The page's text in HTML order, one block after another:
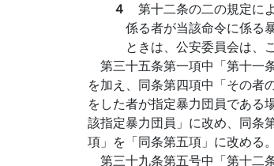
４ 第十二条の二の規定に
係る者が当該命令に係る
ときは、公安委員会は、
第三十五条第一項中「第十一
を加え、同条第四項中「その者
をした者が指定暴力団員である
該指定暴力団員」に改め、同条
項」を「同条第五項」に改める。
第三十九条第五号中「第十二